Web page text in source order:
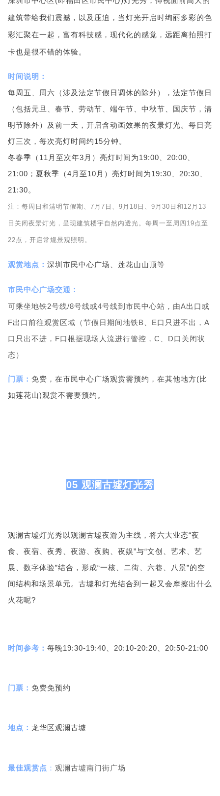
建筑带给我们震撼，以及压迫，当灯光开启时绚丽多彩的色
彩汇聚在一起，富有科技感，现代化的感觉，远距离拍照打
卡也是很不错的体验。
时间说明：
每周五、周六（涉及法定节假日调休的除外），法定节假日
（包括元旦、春节、劳动节、端午节、中秋节、国庆节，清
明节除外）及前一天，开启含动画效果的夜景灯光。每日亮
灯三次，每次亮灯时间约15分钟。
冬春季（11月至次年3月）亮灯时间为19:00、20:00、
21:00；夏秋季（4月至10月）亮灯时间为19:30、20:30、
21:30。
注：每周日和清明节假期、7月7日、9月18日、9月30日和12月13
日关闭夜景灯光，呈现建筑楼宇自然内透光。每周一至周四19点至
22点，开启常规景观照明。
观赏地点： 深圳市民中心广场、莲花山山顶等
市民中心广场交通：
可乘坐地铁2号线/8号线或4号线到市民中心站，由A出口或
F出口前往观赏区域（节假日期间地铁B、E口只进不出，A
口只出不进，F口根据现场人流进行管控，C、D口关闭状
态）
门票： 免费，在市民中心广场观赏需预约，在其他地方(比
如莲花山)观赏不需要预约。
05 观澜古墟灯光秀
观澜古墟灯光秀以观澜古墟夜游为主线，将六大业态“夜
食、夜宿、夜秀、夜游、夜购、夜娱”与“文创、艺术、艺
展、数字体验”结合，形成“一核、二街、六巷、八景”的空
间结构和场景单元。古墟和灯光结合到一起又会摩擦出什么
火花呢?
时间参考： 每晚19:30-19:40、20:10-20:20、20:50-21:00
门票： 免费免预约
地点： 龙华区观澜古墟
最佳观赏点 ： 观澜古墟南门街广场